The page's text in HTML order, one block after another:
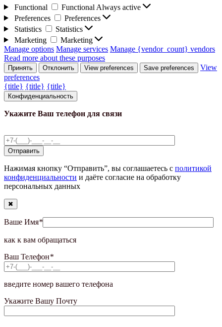
Functional Functional Always active
Preferences
Preferences
Statistics
Statistics
Marketing
Marketing
Manage options Manage services Manage {vendor_count} vendors
Read more about these purposes
Принять Отклонить View preferences Save preferences
View
preferences
{title} {title} {title}
Конфиденциальность
Укажите Ваш телефон для связи
Нажимая кнопку “Отправить”, вы соглашаетесь с политикой
конфиденциальности и даёте согласие на обработку
персональных данных
✖
Ваше Имя*
как к вам обращаться
Ваш Телефон*
введите номер вашего телефона
Укажите Вашу Почту